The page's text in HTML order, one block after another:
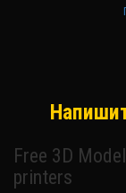
Free 3D
printers